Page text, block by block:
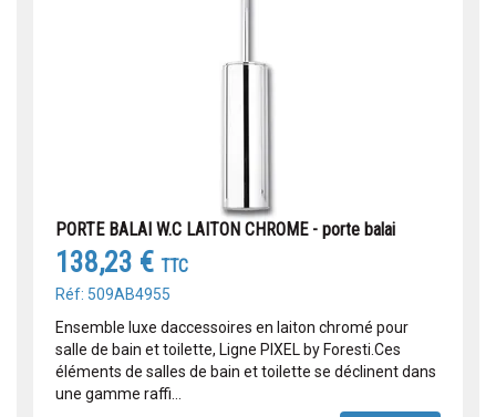
PORTE BALAI W.C LAITON CHROME - porte balai
138,23 € TTC
Réf: 509AB4955
Ensemble luxe daccessoires en laiton chromé pour
salle de bain et toilette, Ligne PIXEL by Foresti.Ces
éléments de salles de bain et toilette se déclinent dans
une gamme raffi...